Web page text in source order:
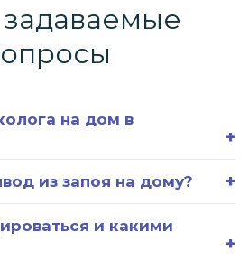
на дом в
из запоя на дому?
и какими